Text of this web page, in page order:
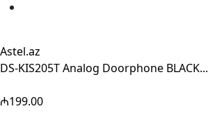
Astel.az
DS-KIS205T Analog Doorphone BLACK...
₼199.00